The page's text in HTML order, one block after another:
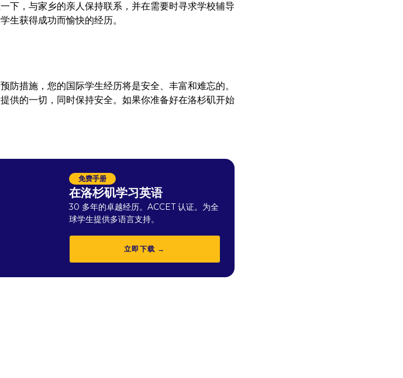
，与家乡的亲人保持联系，并在需要时寻求学校辅导
生获得成功而愉快的经历。
措施，您的国际学生经历将是安全、丰富和难忘的。
供的一切，同时保持安全。如果你准备好在洛杉矶开始
免费手册
在洛杉矶学习英语
30 多年的卓越经历。ACCET 认证。为全
球学生提供多语言支持。
立即下载 →